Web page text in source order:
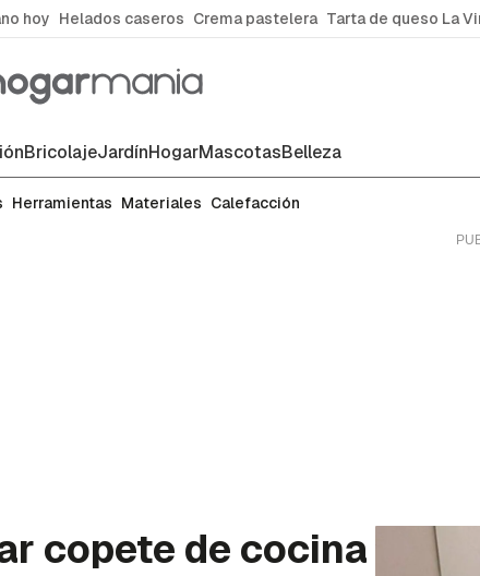
hoy Helados caseros Crema pastelera Tarta de queso La
BricolajeJardínHogarMascotasBelleza
Herramientas Materiales Calefacción
copete de cocina